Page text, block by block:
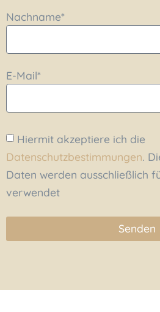
Nachname*
E-Mail*
Hiermit akzeptiere ich die
Datenschutzbestimmungen.
Daten werden ausschließlich
verwendet
Senden